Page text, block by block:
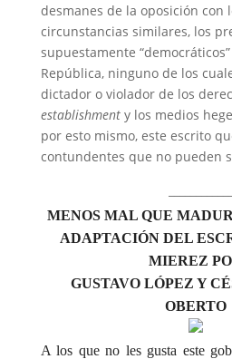
desmanes de la oposición con
circunstancias similares, los
supuestamente
República, ninguno de los
dictador o violador de los
establishment y los medios
por esto mismo, este escrito
contundentes que no pueden
MENOS MAL QUE
ADAPTACIÓN DEL
MIEREZ
GUSTAVO LÓPEZ Y
OBERTO
A los que no les gusta este